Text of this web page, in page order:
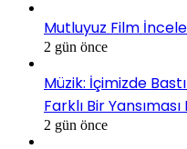
Mutluyuz Film
2 gün önce
Müzik: İçimizde
Farklı Bir Yansıması
2 gün önce